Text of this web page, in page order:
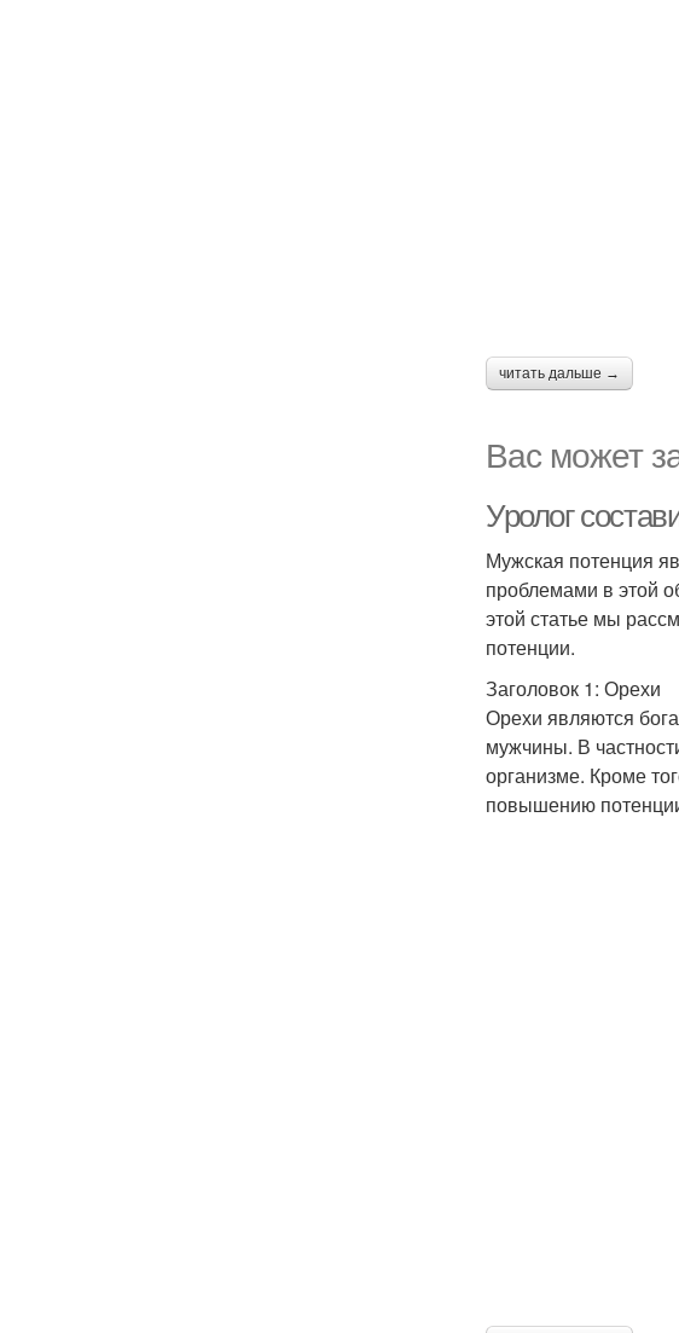
читать дальше →
Вас может
Уролог
Мужская потенция
проблемами в этой
этой статье мы
потенции.
Заголовок 1: Орехи
Орехи являются
мужчины. В
организме. Кроме
повышению